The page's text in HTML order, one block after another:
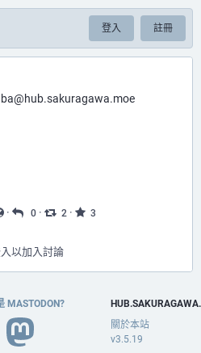
登入 註冊
· 0 · 2 · 3
以加入討論
MASTODON?
關於本站
v3.5.19